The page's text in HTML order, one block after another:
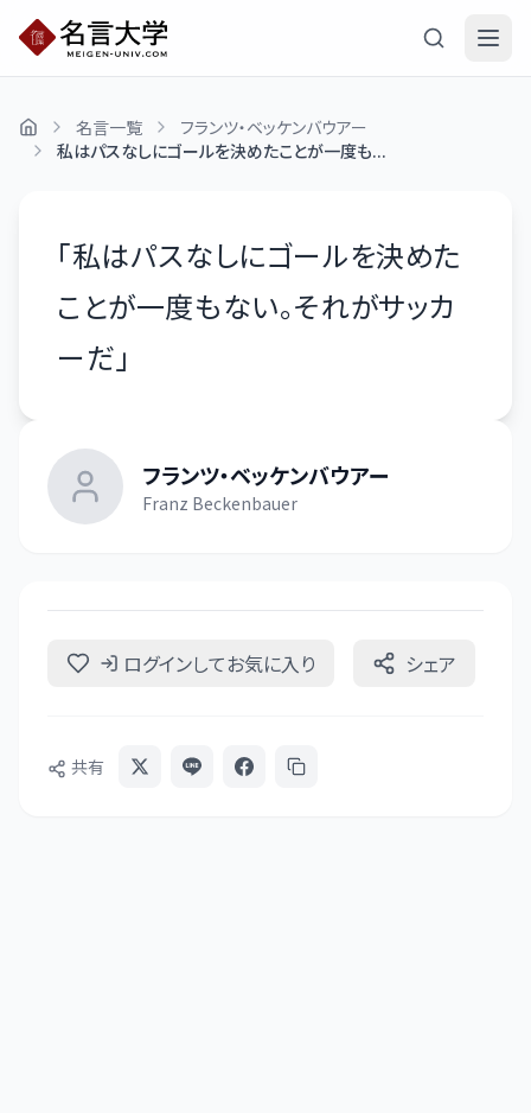
名言一覧
フランツ・ベッケンバウアー
私はパスなしにゴールを決めたことが一度も...
「私はパスなしにゴールを決めた
ことが一度もない。それがサッカ
ーだ 」
フランツ・ベッケンバウアー
Franz Beckenbauer
ログインしてお気に入り シェア
共有